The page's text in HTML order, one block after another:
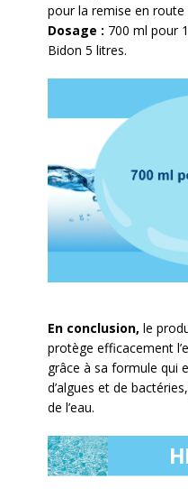
pour la remise en route
Dosage : 700 ml pour
Bidon 5 litres.
En conclusion, le
protège efficacement
grâce à sa formule qui
d’algues et de
de l’eau.